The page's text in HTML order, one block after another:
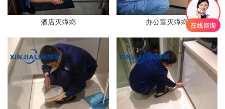
酒店灭蟑螂 办公室灭蟑螂